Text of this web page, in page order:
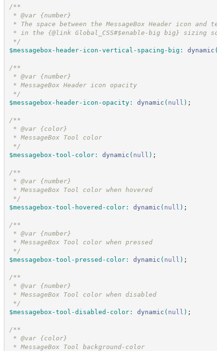
/**
* @var {number}
* The space between the MessageBox Header icon
* in the {@link Global_CSS#$enable-big big} sizing
*/
$messagebox-header-icon-vertical-spacing-big : dynamic
/**
* @var {number}
* MessageBox Header icon opacity
*/
$messagebox-header-icon-opacity: dynamic ( null ) ;
/**
* @var {color}
* MessageBox Tool color
*/
$messagebox-tool-color: dynamic ( null ) ;
/**
* @var {number}
* MessageBox Tool color when hovered
*/
$messagebox-tool-hovered-color: dynamic ( null ) ;
/**
* @var {number}
* MessageBox Tool color when pressed
*/
$messagebox-tool-pressed-color: dynamic ( null ) ;
/**
* @var {number}
* MessageBox Tool color when disabled
*/
$messagebox-tool-disabled-color: dynamic ( null ) ;
/**
* @var {color}
* MessageBox Tool background-color